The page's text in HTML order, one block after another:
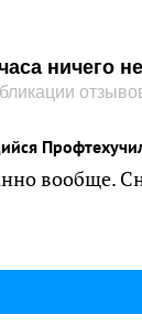
ничего
вообще.